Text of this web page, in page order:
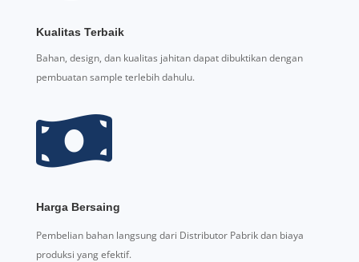
Kualitas Terbaik
Bahan, design, dan kualitas jahitan dapat dibuktikan dengan
pembuatan sample terlebih dahulu.

Harga Bersaing
Pembelian bahan langsung dari Distributor Pabrik dan biaya
produksi yang efektif.